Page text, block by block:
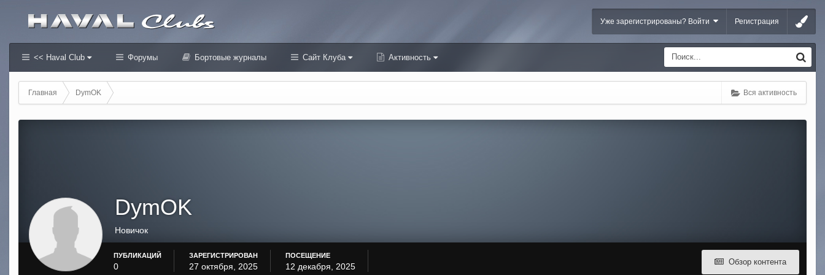
Уже зарегистрированы? Войти Регистрация
<< Haval Club Форумы Бортовые журналы Сайт Клуба Активность
Вся активность
Главная DymOK
DymOK
Новичок
Обзор контента
ПУБЛИКАЦИЙ
0
ЗАРЕГИСТРИРОВАН
27 октября, 2025
ПОСЕЩЕНИЕ
12 декабря, 2025